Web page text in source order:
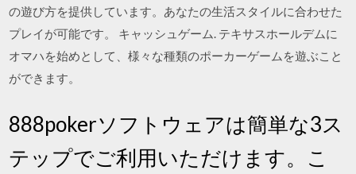
の遊び方を提供しています。あなたの生活スタイルに合わせた
プレイが可能です。 キャッシュゲーム. テキサスホールデムに
オマハを始めとして、様々な種類のポーカーゲームを遊ぶこと
ができます。
888pokerソフトウェアは簡単な3ス
テップでご利用いただけます。こ